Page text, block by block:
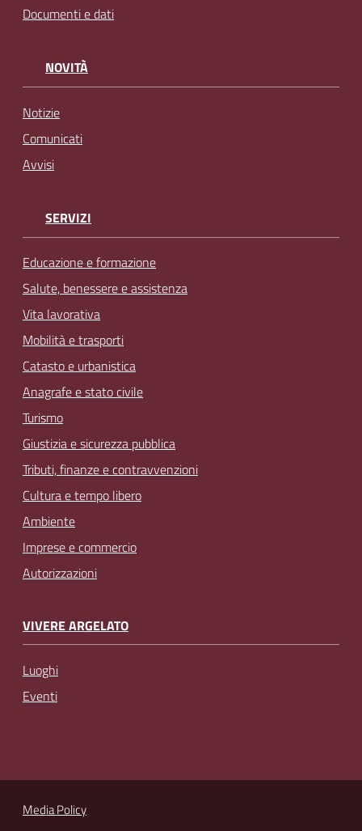
Documenti e dati
NOVITÀ
Notizie
Comunicati
Avvisi
SERVIZI
Educazione e formazione
Salute, benessere e assistenza
Vita lavorativa
Mobilità e trasporti
Catasto e urbanistica
Anagrafe e stato civile
Turismo
Giustizia e sicurezza pubblica
Tributi, finanze e contravvenzioni
Cultura e tempo libero
Ambiente
Imprese e commercio
Autorizzazioni
VIVERE ARGELATO
Luoghi
Eventi
Media Policy